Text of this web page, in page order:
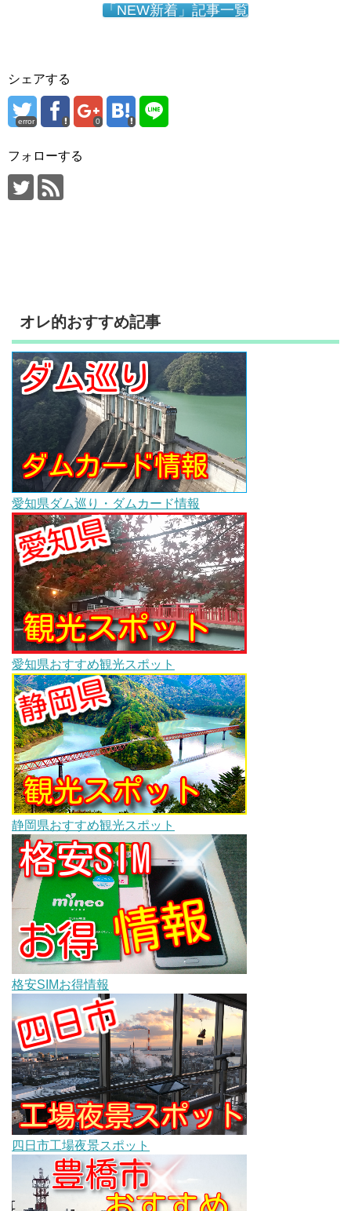
「NEW新着」記事一覧
シェアする
error 0
フォローする
オレ的おすすめ記事
愛知県ダム巡り・ダムカード情報
愛知県おすすめ観光スポット
静岡県おすすめ観光スポット
格安SIMお得情報
四日市工場夜景スポット